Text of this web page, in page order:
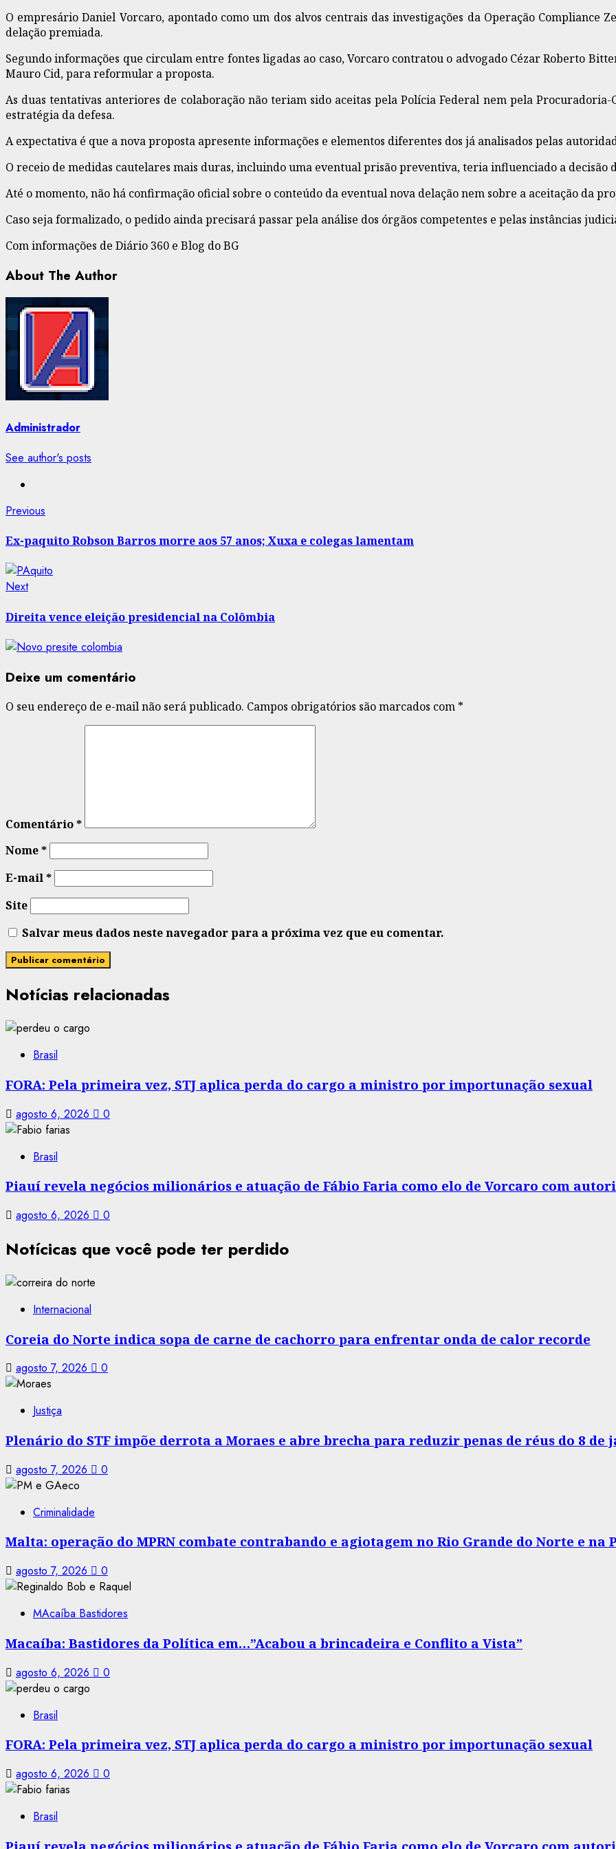
O empresário Daniel Vorcaro, apontado como um dos alvos centrais das investigações da Operação Compliance
delação premiada.
Segundo informações que circulam entre fontes ligadas ao caso, Vorcaro contratou o advogado Cézar Roberto
Mauro Cid, para reformular a proposta.
As duas tentativas anteriores de colaboração não teriam sido aceitas pela Polícia Federal nem pela Procuradoria-
estratégia da defesa.
A expectativa é que a nova proposta apresente informações e elementos diferentes dos já analisados pelas
O receio de medidas cautelares mais duras, incluindo uma eventual prisão preventiva, teria influenciado a decisão
Até o momento, não há confirmação oficial sobre o conteúdo da eventual nova delação nem sobre a aceitação da
Caso seja formalizado, o pedido ainda precisará passar pela análise dos órgãos competentes e pelas instâncias
Com informações de Diário 360 e Blog do BG
About The Author
Administrador
See author's posts
Post
navigation
Previous
Ex-paquito Robson Barros morre aos 57 anos; Xuxa e colegas lamentam
NextNext
Direita vence eleição presidencial na Colômbia
Deixe um comentário
O seu endereço de e-mail não será publicado. Campos obrigatórios são marcados com *
Comentário*
Nome*
E-mail*
Site
Salvar meus dados neste navegador para a próxima vez que eu comentar.
Notícias relacionadas
Brasil
FORA: Pela primeira vez, STJ aplica perda do cargo a ministro por importunação sexual
agosto 6, 2026 0
Brasil
Piauí revela negócios milionários e atuação de Fábio Faria como elo de Vorcaro com
agosto 6, 2026 0
Notícicas que você pode ter perdido
Internacional
Coreia do Norte indica sopa de carne de cachorro para enfrentar onda de calor recorde
agosto 7, 2026 0
Justiça
Plenário do STF impõe derrota a Moraes e abre brecha para reduzir penas de réus do 8 de
agosto 7, 2026 0
Criminalidade
Malta: operação do MPRN combate contrabando e agiotagem no Rio Grande do Norte e na
agosto 7, 2026 0
MAcaíba Bastidores
Macaíba: Bastidores da Política em…”Acabou a brincadeira e Conflito a Vista”
agosto 6, 2026 0
Brasil
FORA: Pela primeira vez, STJ aplica perda do cargo a ministro por importunação sexual
agosto 6, 2026 0
Brasil